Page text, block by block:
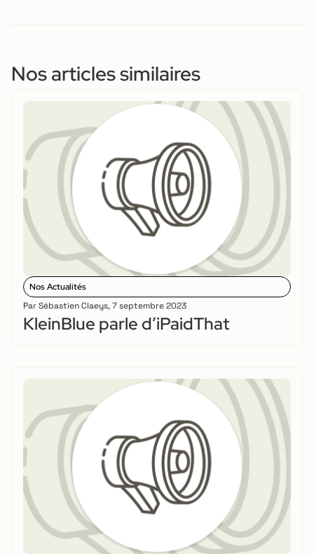
Nos articles similaires
Nos Actualités
Par Sébastien Claeys,7 septembre 2023
KleinBlue parle d’iPaidThat